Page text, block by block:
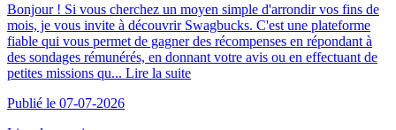
Bonjour ! Si vous cherchez un moyen simple d'arrondir vos fins de
mois, je vous invite à découvrir Swagbucks. C'est une plateforme
fiable qui vous permet de gagner des récompenses en répondant à
des sondages rémunérés, en donnant votre avis ou en effectuant de
petites missions qu... Lire la suite
Publié le 07-07-2026